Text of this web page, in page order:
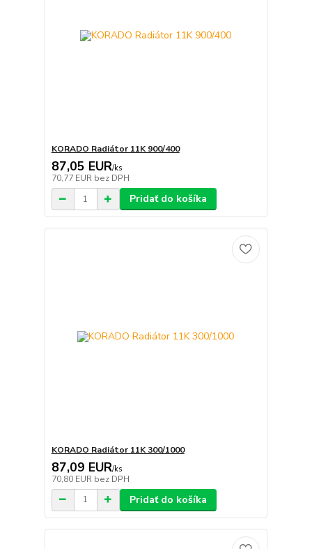
KORADO Radiátor 11K 900/400
87,05 EUR/ks
70,77 EUR bez DPH
Pridať do košíka
KORADO Radiátor 11K 300/1000
87,09 EUR/ks
70,80 EUR bez DPH
Pridať do košíka